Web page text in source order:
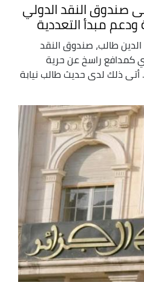
صندوق النقد الدولي
مبدأ التعددية
طالب، صندوق النقد
كمدافع راسخ عن حرية
أتى ذلك لدى حديث طالب نيابة